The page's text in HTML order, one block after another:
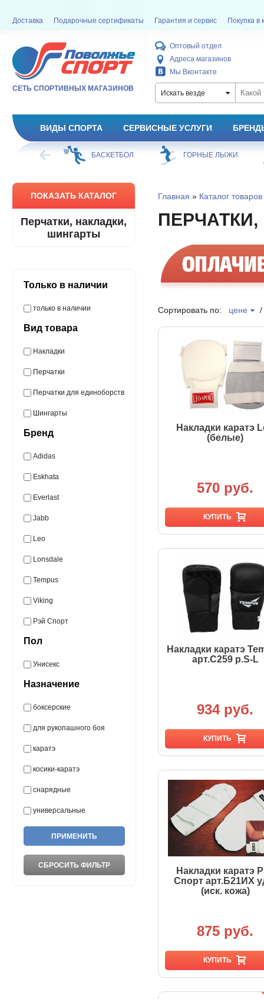
Доставка Подарочные сертификаты Гарантия и сервис Покупка в
СЕТЬ СПОРТИВНЫХ МАГАЗИНОВ
Оптовый отдел
Адреса магазинов
Мы Вконтакте
Искать везде
ВИДЫ СПОРТА СЕРВИСНЫЕ УСЛУГИ
ФУТБОЛ БАСКЕТБОЛ ГОРНЫЕ ЛЫЖИ
ПОКАЗАТЬ КАТАЛОГ
Перчатки, накладки,
шингарты
Только в наличии
только в наличии
Вид товара
Накладки
Перчатки
Перчатки для единоборств
Шингарты
Бренд
Adidas
Eskhata
Everlast
Jabb
Leo
Lonsdale
Tempus
Viking
Рэй Спорт
Пол
Унисекс
Назначение
боксерские
для рукопашного боя
каратэ
косики-каратэ
снарядные
универсальные
Главная » Каталог товаров
Сортировать по: цене
Накладки каратэ
(белые)
570 руб.
КУПИТЬ
Накладки каратэ
арт.C259 р.S-L
934 руб.
КУПИТЬ
Накладки каратэ
Спорт арт.Б21ИХ
(иск. кожа)
875 руб.
КУПИТЬ